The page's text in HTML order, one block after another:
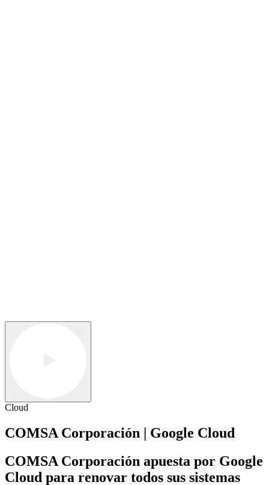
Cloud
COMSA Corporación | Google Cloud
COMSA Corporación apuesta por Google
Cloud para renovar todos sus sistemas